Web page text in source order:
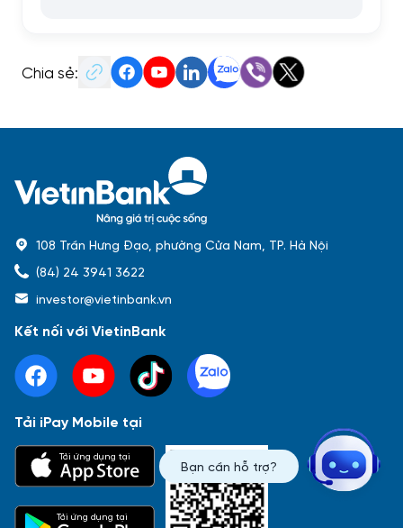
Báo cáo tài chính Thông tin giao dịch
Sự kiện
Chia sẻ:
Bạn cần hỗ trợ?
108 Trần Hưng Đạo, phường Cửa Nam, TP. Hà Nội
(84) 24 3941 3622
investor@vietinbank.vn
Kết nối với VietinBank
Tải iPay Mobile tại
Tải ứng dụng tại
Tải ứng dụng tại